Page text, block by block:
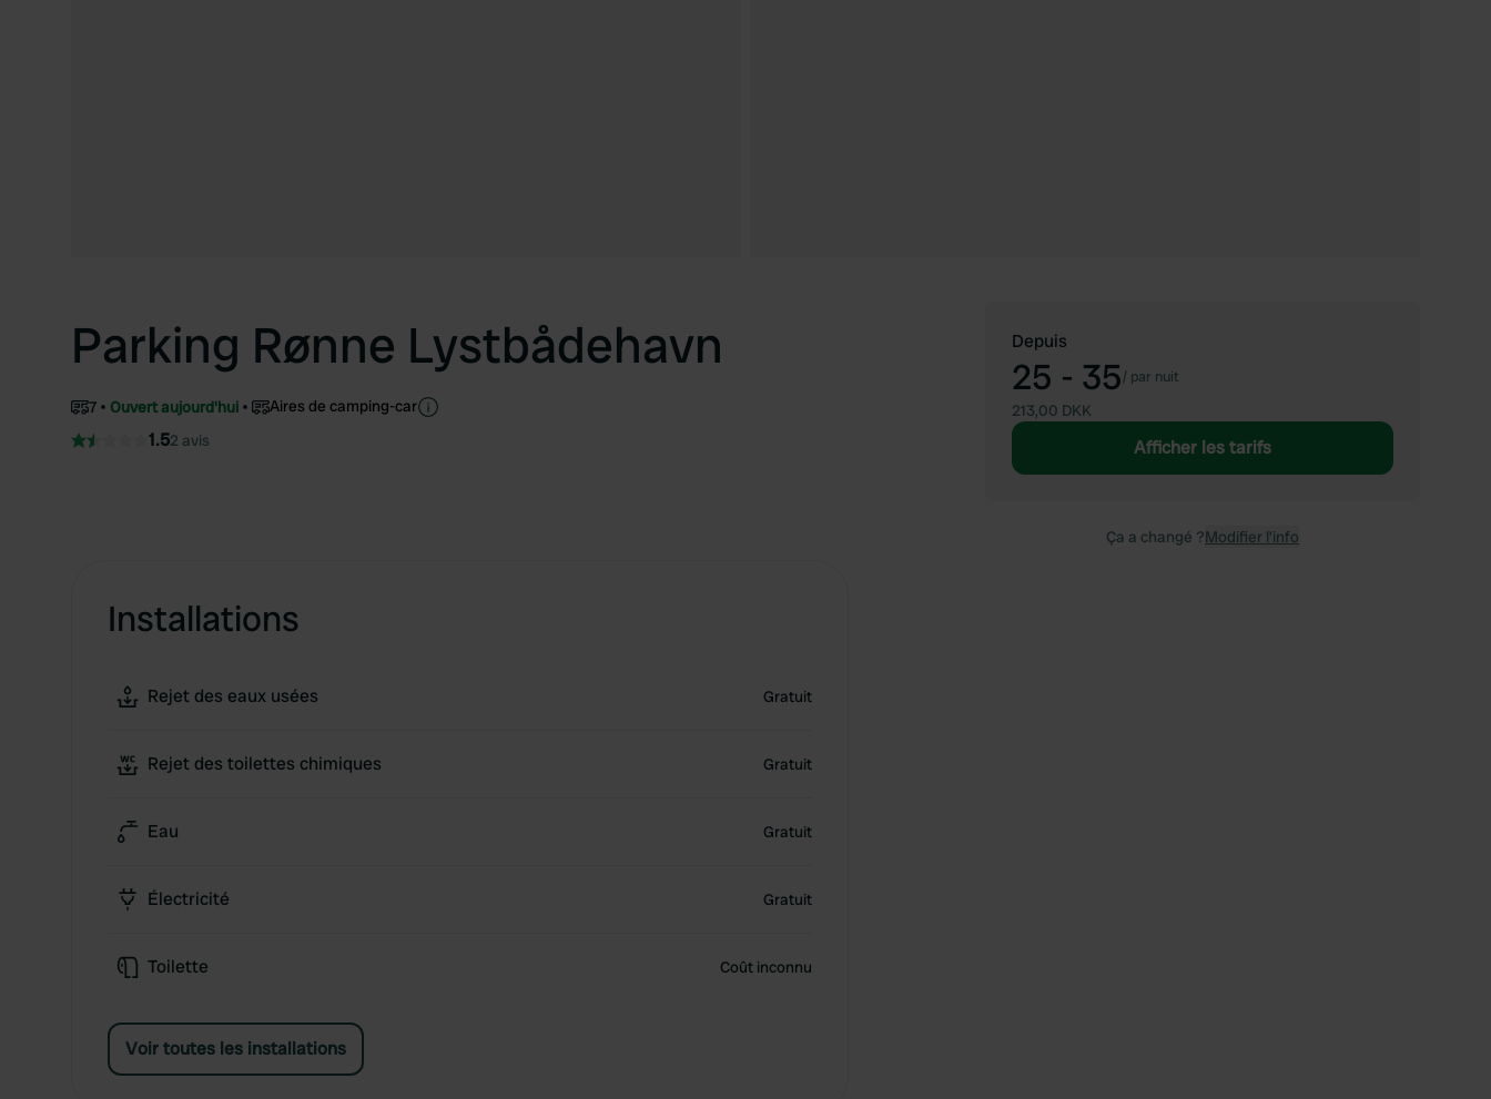
Parking Rønne Lystbådehavn
7 Ouvert aujourd'hui Aires de camping-car
1.52 avis
Installations
Rejet des eaux usées Gratuit
Rejet des toilettes chimiques Gratuit
Eau Gratuit
Électricité Gratuit
Toilette Coût inconnu
Voir toutes les installations
Depuis
25 - 35/ par nuit
213,00 DKK
Afficher les tarifs
Ça a changé ?Modifier l’info